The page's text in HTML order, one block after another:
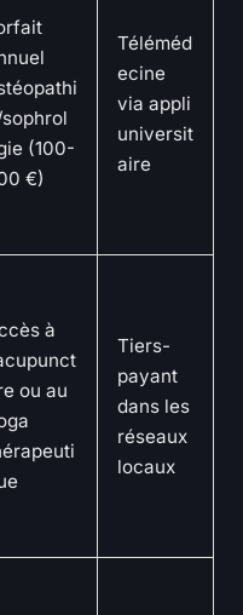
(100-
€)
Téléméd
ecine
via appli
universit
aire
à
ou au
Tiers-
payant
dans les
réseaux
locaux